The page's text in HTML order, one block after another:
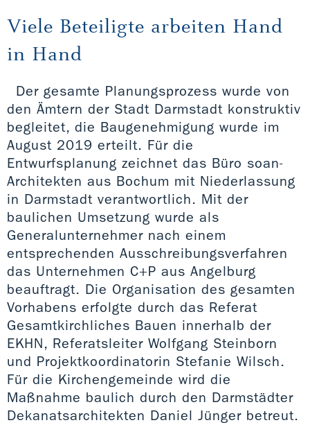
Viele Beteiligte arbeiten Hand
in Hand
Der gesamte Planungsprozess wurde von
den Ämtern der Stadt Darmstadt konstruktiv
begleitet, die Baugenehmigung wurde im
August 2019 erteilt. Für die
Entwurfsplanung zeichnet das Büro soan-
Architekten aus Bochum mit Niederlassung
in Darmstadt verantwortlich. Mit der
baulichen Umsetzung wurde als
Generalunternehmer nach einem
entsprechenden Ausschreibungsverfahren
das Unternehmen C+P aus Angelburg
beauftragt. Die Organisation des gesamten
Vorhabens erfolgte durch das Referat
Gesamtkirchliches Bauen innerhalb der
EKHN, Referatsleiter Wolfgang Steinborn
und Projektkoordinatorin Stefanie Wilsch.
Für die Kirchengemeinde wird die
Maßnahme baulich durch den Darmstädter
Dekanatsarchitekten Daniel Jünger betreut.